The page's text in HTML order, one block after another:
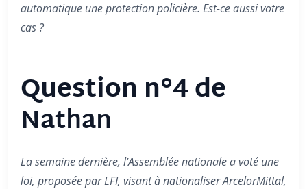
automatique une protection policière. Est-ce aussi votre
cas ?
Question n°4 de
Nathan
La semaine dernière, l’Assemblée nationale a voté une
loi, proposée par LFI, visant à nationaliser ArcelorMittal,